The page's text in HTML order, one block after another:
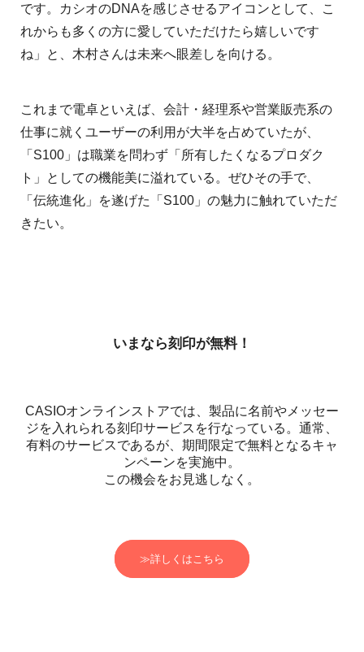
です。カシオのDNAを感じさせるアイコンとして、こ
れからも多くの方に愛していただけたら嬉しいです
ね」と、木村さんは未来へ眼差しを向ける。
これまで電卓といえば、会計・経理系や営業販売系の
仕事に就くユーザーの利用が大半を占めていたが、
「S100」は職業を問わず「所有したくなるプロダク
ト」としての機能美に溢れている。ぜひその手で、
「伝統進化」を遂げた「S100」の魅力に触れていただ
きたい。
いまなら刻印が無料！
CASIOオンラインストアでは、製品に名前やメッセー
ジを入れられる刻印サービスを行なっている。通常、
有料のサービスであるが、期間限定で無料となるキャ
ンペーンを実施中。
この機会をお見逃しなく。
≫詳しくはこちら